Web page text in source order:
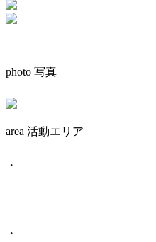
photo 写真
area 活動エリア
・
・